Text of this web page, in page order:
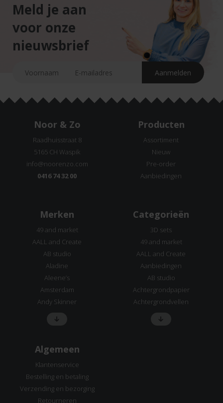
Meld je aan
voor onze
nieuwsbrief
Noor & Zo
Raadhuisstraat 8
5165 CH Waspik
info@noorenzo.com
0416 74 32 00
Producten
Assortiment
Nieuw
Pre-order
Aanbiedingen
Merken
49 and market
AALL and Create
AB studio
Aladine
Aleene’s
Amsterdam
Andy Skinner
Categorieën
3D sets
49 and market
AALL and Create
Aanbiedingen
AB studio
Achtergrondpapier
Achtergrondvellen
Algemeen
Klantenservice
Bestelling en betaling
Verzending en bezorging
Retourneren